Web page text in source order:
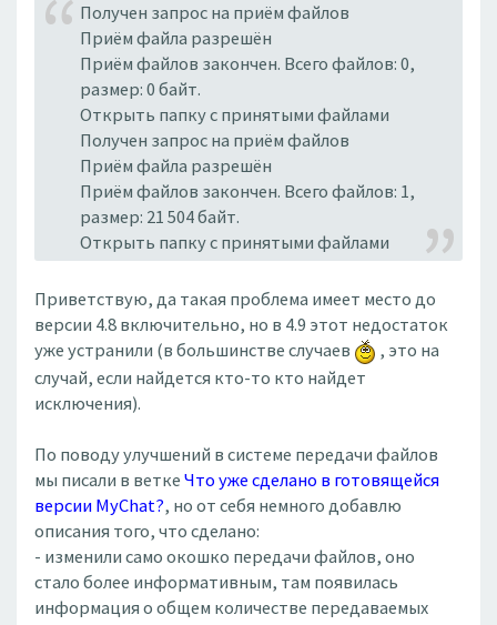
Получен запрос на приём файлов
Приём файла разрешён
Приём файлов закончен. Всего файлов: 0,
размер: 0 байт.
Открыть папку с принятыми файлами
Получен запрос на приём файлов
Приём файла разрешён
Приём файлов закончен. Всего файлов: 1,
размер: 21 504 байт.
Открыть папку с принятыми файлами
Приветствую, да такая проблема имеет место до
версии 4.8 включительно, но в 4.9 этот недостаток
уже устранили (в большинстве случаев
, это на
случай, если найдется кто-то кто найдет
исключения).
По поводу улучшений в системе передачи файлов
мы писали в веткеЧто уже сделано в готовящейся
версии MyChat?, но от себя немного добавлю
описания того, что сделано:
- изменили само окошко передачи файлов, оно
стало более информативным, там появилась
информация о общем количестве передаваемых